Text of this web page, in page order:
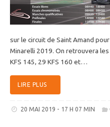
sur le circuit de Saint Amand
Minarelli 2019. On retrouvera
KFS 145, 29 KFS 160 et…
LIRE PLUS
20 MAI 2019 - 17 H 07 MIN